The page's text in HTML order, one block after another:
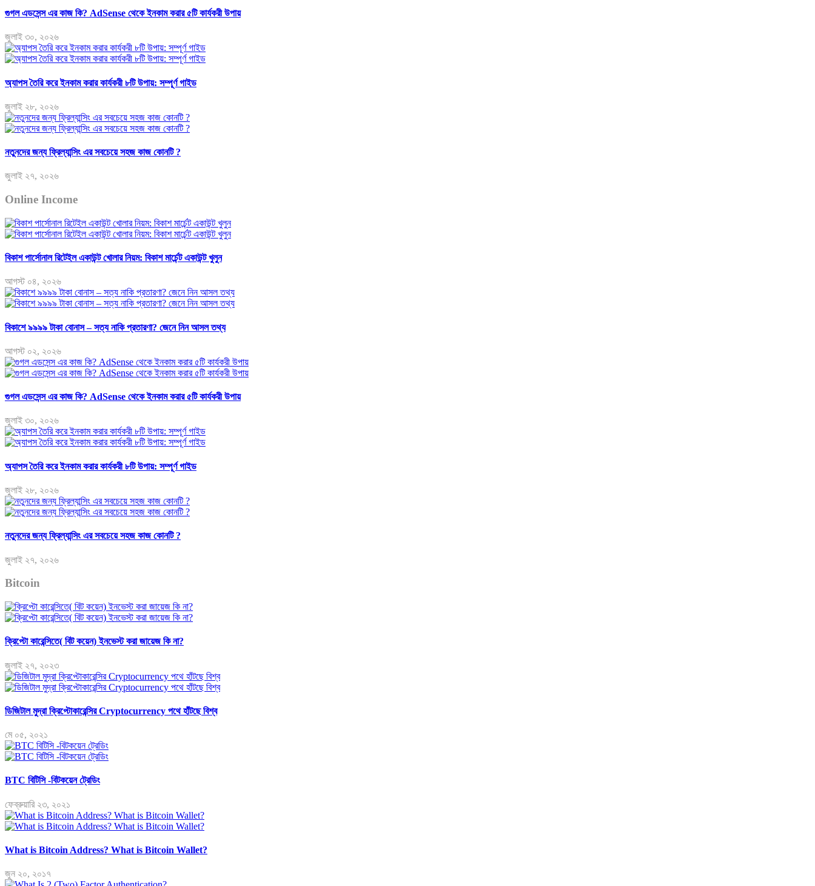
গুগল এডসেন্স এর কাজ কি? AdSense থেকে ইনকাম করার ৫টি কার্যকরী উপায়
জুলাই ৩০, ২০২৬
অ্যাপস তৈরি করে ইনকাম করার কার্যকরী ৮টি উপায়: সম্পূর্ণ গাইড
জুলাই ২৮, ২০২৬
নতুনদের জন্য ফ্রিল্যান্সিং এর সবচেয়ে সহজ কাজ কোনটি ?
জুলাই ২৭, ২০২৬
Online Income
বিকাশ পার্সোনাল রিটেইল একাউন্ট খোলার নিয়ম: বিকাশ মার্চেন্ট একাউন্ট খুলুন
আগস্ট ০৪, ২০২৬
বিকাশে ৯৯৯৯ টাকা বোনাস – সত্য নাকি প্রতারণা? জেনে নিন আসল তথ্য
আগস্ট ০২, ২০২৬
গুগল এডসেন্স এর কাজ কি? AdSense থেকে ইনকাম করার ৫টি কার্যকরী উপায়
জুলাই ৩০, ২০২৬
অ্যাপস তৈরি করে ইনকাম করার কার্যকরী ৮টি উপায়: সম্পূর্ণ গাইড
জুলাই ২৮, ২০২৬
নতুনদের জন্য ফ্রিল্যান্সিং এর সবচেয়ে সহজ কাজ কোনটি ?
জুলাই ২৭, ২০২৬
Bitcoin
ক্রিপ্টো কারেন্সিতে( বিট কয়েন) ইনভেস্ট করা জায়েজ কি না?
জুলাই ২৭, ২০২৩
ডিজিটাল মুদ্রা ক্রিপ্টোকারেন্সির Cryptocurrency পথে হাঁটছে বিশ্ব
মে ০৫, ২০২১
BTC বিটিসি -বিটকয়েন ট্রেডিং
ফেব্রুয়ারি ২৩, ২০২১
What is Bitcoin Address? What is Bitcoin Wallet?
জুন ২০, ২০১৭